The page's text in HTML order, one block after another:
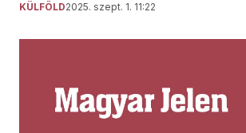
KÜLFÖLD2025. szept. 1. 11:22